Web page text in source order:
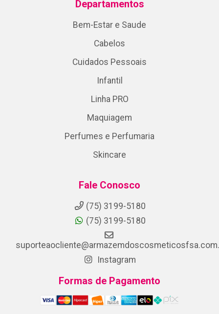
Departamentos
Bem-Estar e Saude
Cabelos
Cuidados Pessoais
Infantil
Linha PRO
Maquiagem
Perfumes e Perfumaria
Skincare
Fale Conosco
(75) 3199-5180
(75) 3199-5180
Instagram
Formas de Pagamento